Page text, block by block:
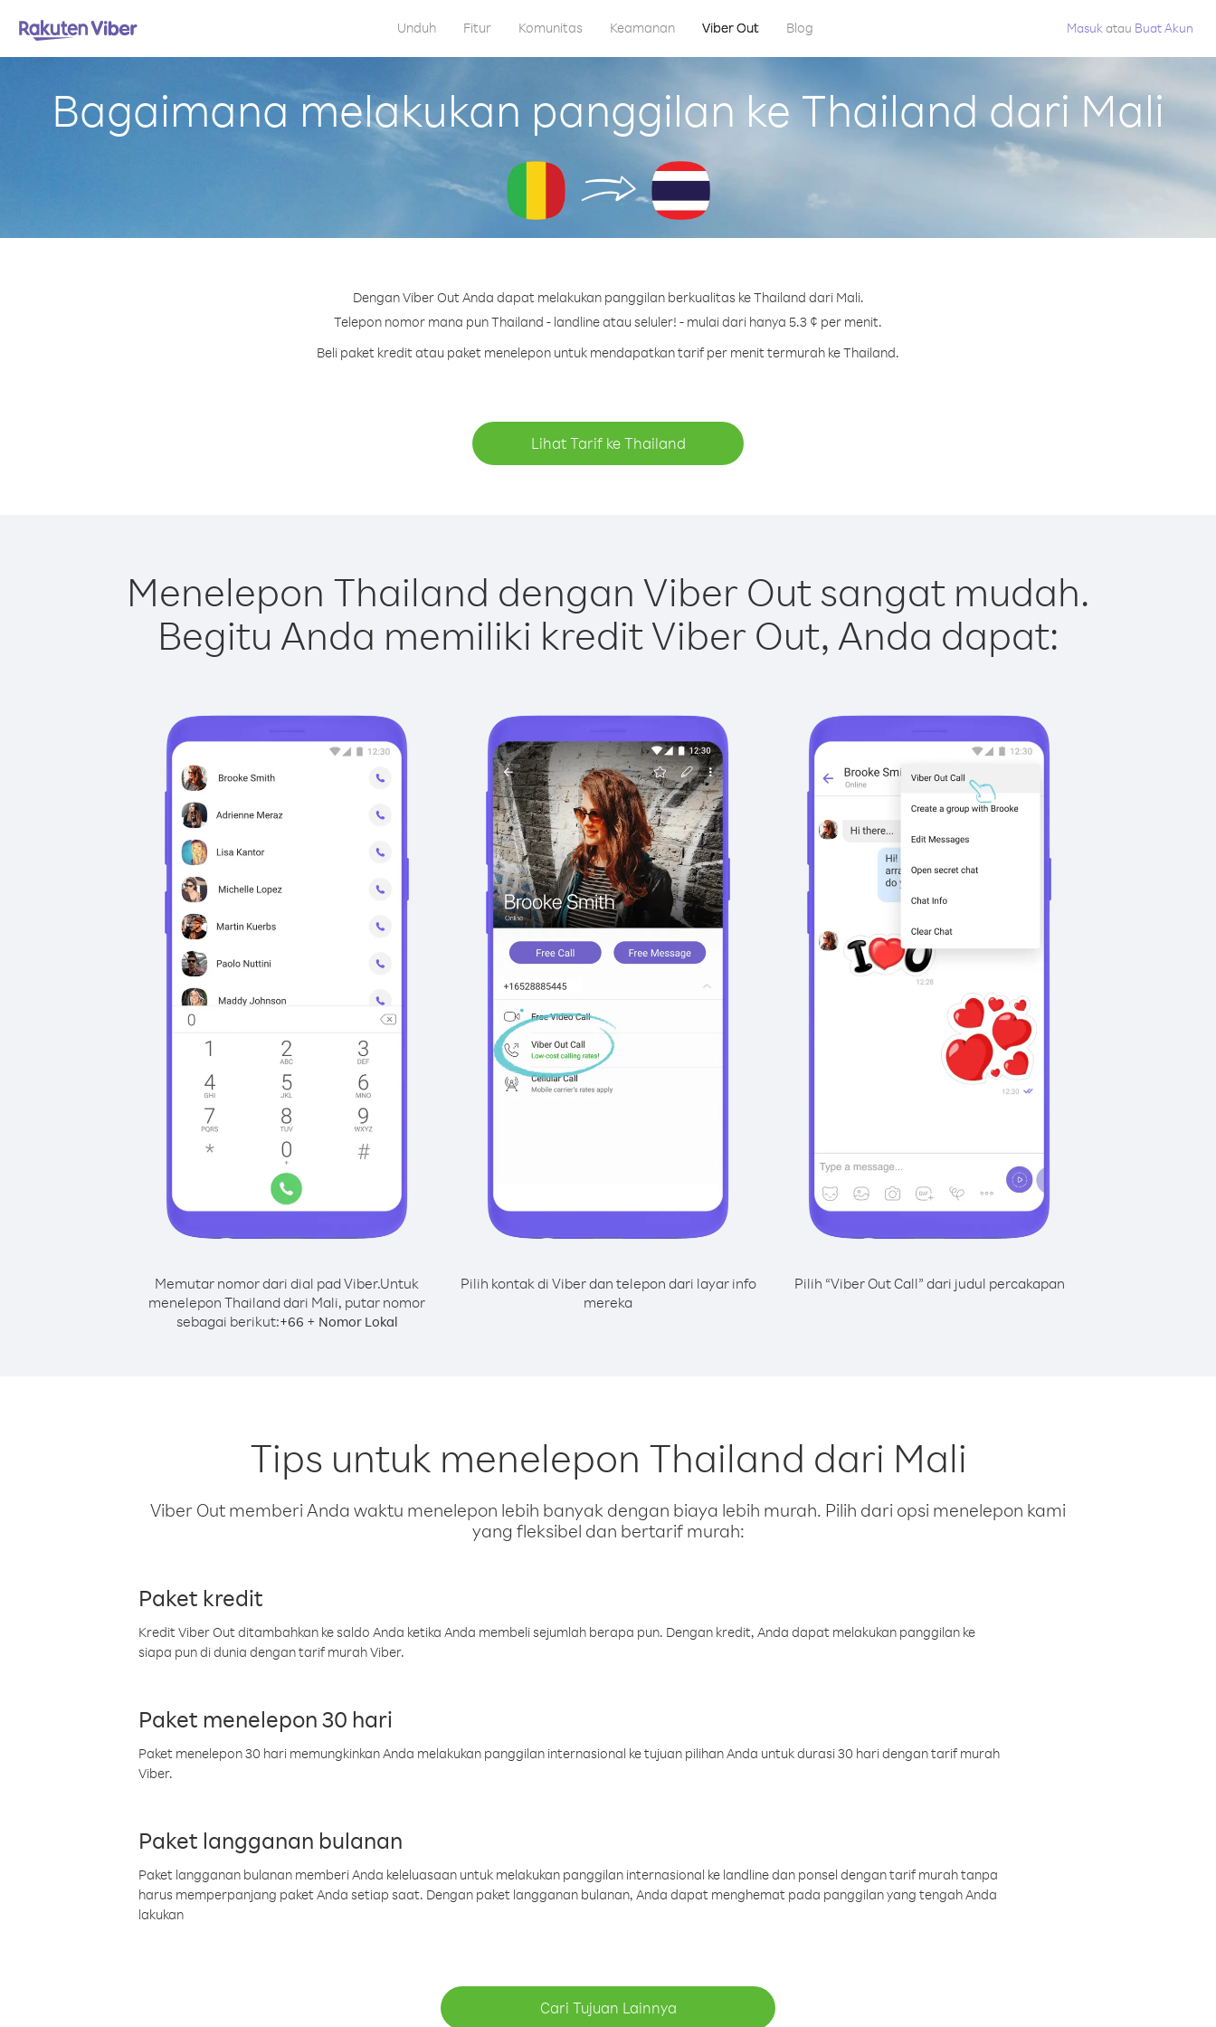
Unduh Fitur Komunitas Keamanan Viber Out Blog Masuk atau Buat Akun
Bagaimana melakukan panggilan ke Thailand dari Mali
Dengan Viber Out Anda dapat melakukan panggilan berkualitas ke Thailand dari Mali.
Telepon nomor mana pun Thailand - landline atau seluler! - mulai dari hanya 5.3 ¢ per menit.
Beli paket kredit atau paket menelepon untuk mendapatkan tarif per menit termurah ke Thailand.
Lihat Tarif ke Thailand
Menelepon Thailand dengan Viber Out sangat mudah.
Begitu Anda memiliki kredit Viber Out, Anda dapat:
Memutar nomor dari dial pad Viber.Untuk
menelepon Thailand dari Mali, putar nomor
sebagai berikut:+66 + Nomor Lokal
Pilih kontak di Viber dan telepon dari layar info
mereka
Pilih “Viber Out Call” dari judul percakapan
Tips untuk menelepon Thailand dari Mali
Viber Out memberi Anda waktu menelepon lebih banyak dengan biaya lebih murah. Pilih dari opsi menelepon kami
yang fleksibel dan bertarif murah:
Paket kredit
Kredit Viber Out ditambahkan ke saldo Anda ketika Anda membeli sejumlah berapa pun. Dengan kredit, Anda dapat melakukan panggilan ke
siapa pun di dunia dengan tarif murah Viber.
Paket menelepon 30 hari
Paket menelepon 30 hari memungkinkan Anda melakukan panggilan internasional ke tujuan pilihan Anda untuk durasi 30 hari dengan tarif murah
Viber.
Paket langganan bulanan
Paket langganan bulanan memberi Anda keleluasaan untuk melakukan panggilan internasional ke landline dan ponsel dengan tarif murah tanpa
harus memperpanjang paket Anda setiap saat. Dengan paket langganan bulanan, Anda dapat menghemat pada panggilan yang tengah Anda
lakukan
Cari Tujuan Lainnya